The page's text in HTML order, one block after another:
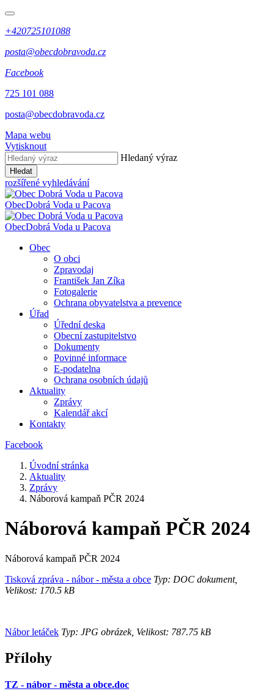
+420725101088
posta@obecdobravoda.cz
Facebook
725 101 088
posta@obecdobravoda.cz
Mapa webu
Vytisknout
Hledaný výraz
Hledat
rozšířené vyhledávání
ObecDobrá Voda u Pacova
ObecDobrá Voda u Pacova
Obec
O obci
Zpravodaj
František Jan Zíka
Fotogalerie
Ochrana obyvatelstva a prevence
Úřad
Úřední deska
Obecní zastupitelstvo
Dokumenty
Povinné informace
E-podatelna
Ochrana osobních údajů
Aktuality
Zprávy
Kalendář akcí
Kontakty
Facebook
Úvodní stránka
Aktuality
Zprávy
Náborová kampaň PČR 2024
Náborová kampaň PČR 2024
Náborová kampaň PČR 2024
Tisková zpráva - nábor - města a obce Typ: DOC dokument,
Velikost: 170.5 kB
Nábor letáček Typ: JPG obrázek, Velikost: 787.75 kB
Přílohy
TZ - nábor - města a obce.doc